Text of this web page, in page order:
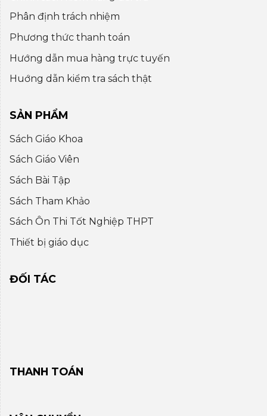
Phân định trách nhiệm
Phương thức thanh toán
Hướng dẫn mua hàng trực tuyến
Huớng dẫn kiểm tra sách thật
SẢN PHẨM
Sách Giáo Khoa
Sách Giáo Viên
Sách Bài Tập
Sách Tham Khảo
Sách Ôn Thi Tốt Nghiệp THPT
Thiết bị giáo dục
ĐỐI TÁC
THANH TOÁN